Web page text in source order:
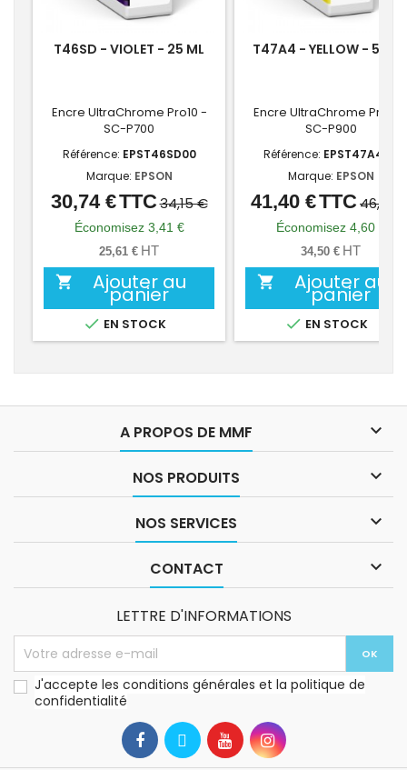
T46SD - VIOLET - 25 ML
Encre UltraChrome Pro10 -
SC-P700
Référence: EPST46SD00
Marque: EPSON
Prix
Prix
de
base
30,74 €TTC34,15 €
Économisez 3,41 €
25,61 € HT
 Ajouter au
panier
 EN STOCK
T47A4 - YELLOW - 50
Encre UltraChrome Pro10
SC-P900
Référence: EPST47A400
Marque: EPSON
Prix
Prix
de
base
41,40 €TTC46,00
Économisez 4,60 €
34,50 € HT
 Ajouter au
panier
 EN STOCK
A PROPOS DE MMF 
NOS PRODUITS 
NOS SERVICES 
CONTACT 
LETTRE D'INFORMATIONS
J'accepte les conditions générales et la politique de
confidentialité